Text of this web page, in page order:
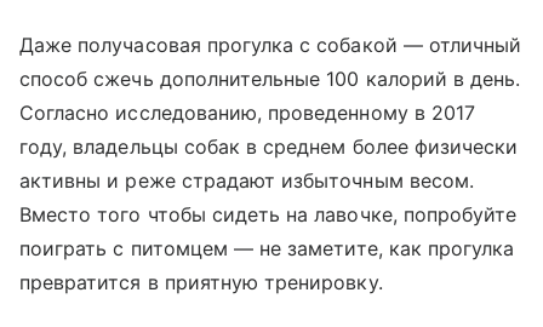
Даже получасовая прогулка с собакой — отличный
способ сжечь дополнительные 100 калорий в день.
Согласно исследованию, проведенному в 2017
году, владельцы собак в среднем более физически
активны и реже страдают избыточным весом.
Вместо того чтобы сидеть на лавочке, попробуйте
поиграть с питомцем — не заметите, как прогулка
превратится в приятную тренировку.